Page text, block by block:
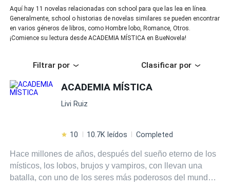
Aquí hay 11 novelas relacionadas con school para que las lea en línea.
Generalmente, school o historias de novelas similares se pueden encontrar
en varios géneros de libros, como Hombre lobo, Romance, Otros.
¡Comience su lectura desde ACADEMIA MÍSTICA en BueNovela!
Filtrar por Clasificar por
ACADEMIA MÍSTICA
Livi Ruiz
10 10.7K leídos Completed
Hace millones de años, después del sueño eterno de los
místicos, los lobos, brujos y vampiros, con llevan una
batalla, con uno de los seres más poderosos del mundo